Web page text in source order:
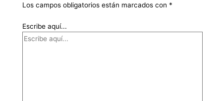
Los campos obligatorios están marcados con *
Escribe aquí...